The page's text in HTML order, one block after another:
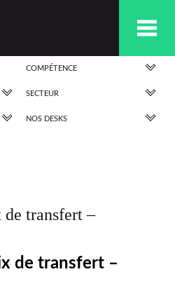
COMPÉTENCE
SECTEUR
NOS DESKS
transfert –
de transfert –